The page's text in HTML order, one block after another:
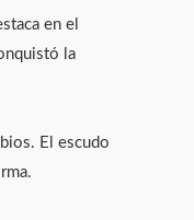
en el
la
El escudo